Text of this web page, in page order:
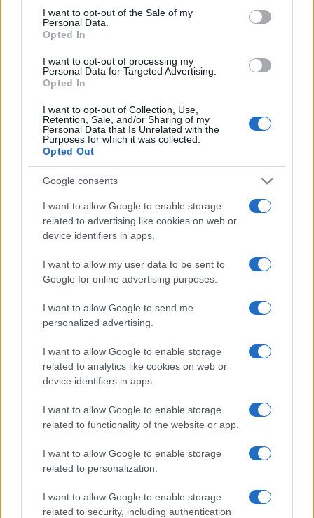
consent section.
I want to opt-out of the Sale of my
Personal Data.
Opted In
I want to opt-out of processing my
Personal Data for Targeted Advertising.
Opted In
I want to opt-out of Collection, Use,
Retention, Sale, and/or Sharing of my
Personal Data that Is Unrelated with the
Purposes for which it was collected.
Opted Out
Google consents
I want to allow Google to enable storage
related to advertising like cookies on web or
device identifiers in apps.
I want to allow my user data to be sent to
Google for online advertising purposes.
I want to allow Google to send me
personalized advertising.
I want to allow Google to enable storage
related to analytics like cookies on web or
device identifiers in apps.
I want to allow Google to enable storage
related to functionality of the website or app.
I want to allow Google to enable storage
related to personalization.
I want to allow Google to enable storage
related to security, including authentication
Η Chery επενδύει 75 εκατ. δολάρια στην KG Mobility
Το FIAT 500 Hybrid τώρα
από 18.990 ευρώ
Alpha Bank: Για πρώτη φορά το Αρχαίο Θέατρο Επιδαύρου
άνοιξε τις πύλες του σε όλους
ESG Report 2025: Πώς η ΑΒ Βασιλόπουλος μετατρέπει τη
βιωσιμότητα σε καθημερινή πράξη
Ευρώπη